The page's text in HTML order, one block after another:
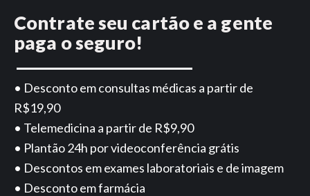
Contrate seu cartão e a gente
paga o seguro!
• Desconto em consultas médicas a partir de
R$19,90
• Telemedicina a partir de R$9,90
• Plantão 24h por videoconferência grátis
• Descontos em exames laboratoriais e de imagem
• Desconto em farmácia